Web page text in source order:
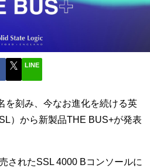
LINE
を刻み、今なお進化を続ける英
）から新製品THE BUS+が発表
されたSSL 4000 Bコンソールに